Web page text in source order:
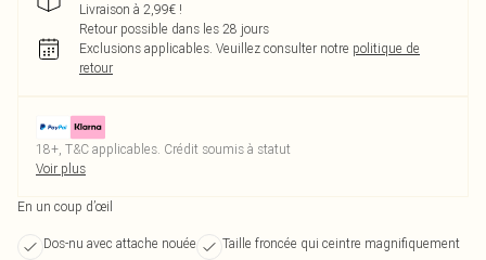
Livraison à 2,99€ !
Retour possible dans les 28 jours
Exclusions applicables. Veuillez consulter notre politique de
retour
18+, T&C applicables. Crédit soumis à statut
Voir plus
En un coup d’œil
Dos-nu avec attache nouée
Taille froncée qui ceintre magnifiquement